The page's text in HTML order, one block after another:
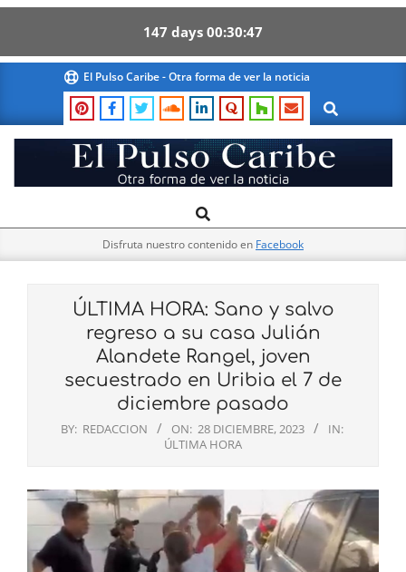
147 days 00 30 46
content
El Pulso Caribe - Otra forma de ver la noticia
Search
El
Pulso
Navigation
Search
Disfruta nuestro contenido en Facebook
ÚLTIMA HORA: Sano y salvo
regreso a su casa Julián
Alandete Rangel, joven
secuestrado en Uribia el 7 de
diciembre pasado
BY: REDACCION ON: 28 DICIEMBRE, 2023
IN:
ÚLTIMA HORA